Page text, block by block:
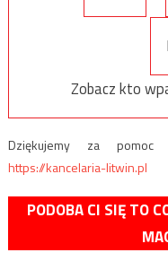
Zobacz kto
Dziękujemy za pomoc
https://kancelaria-litwin.pl
PODOBA CI SIĘ TO